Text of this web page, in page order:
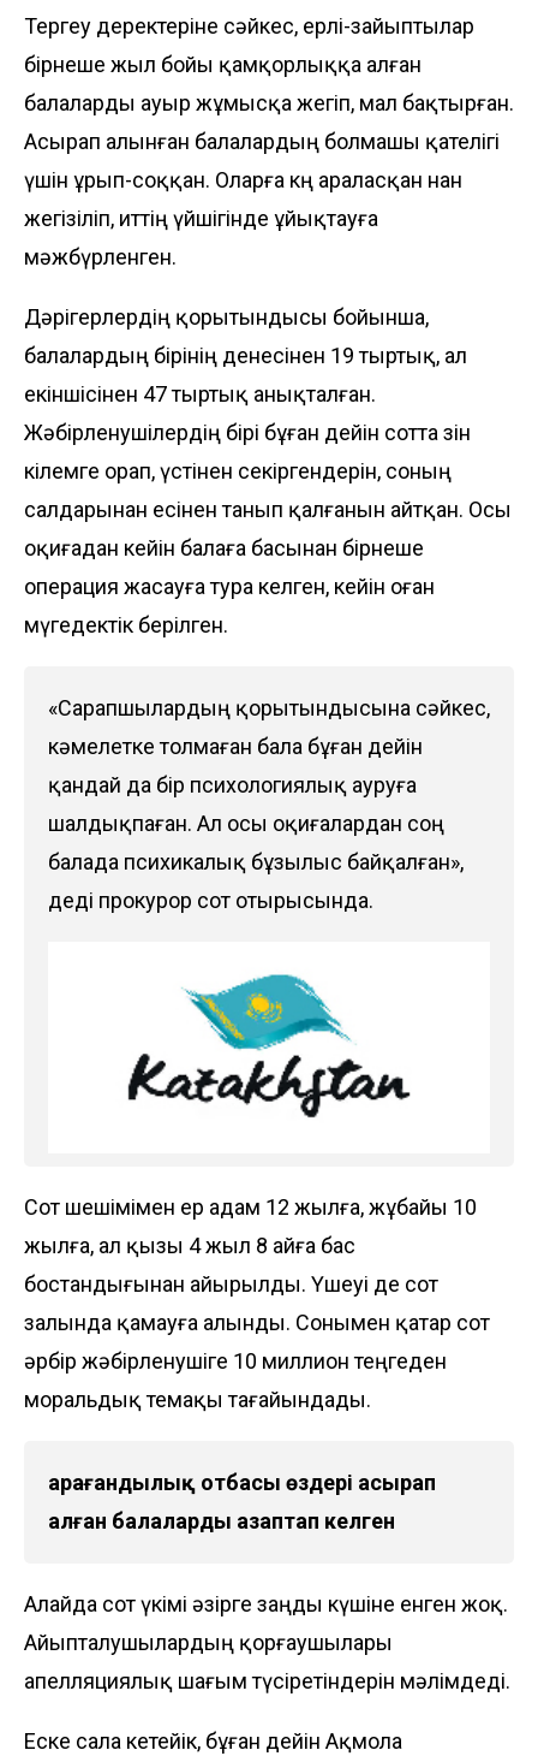
Тергеу деректеріне сәйкес, ерлі-зайыптылар
бірнеше жыл бойы қамқорлыққа алған
балаларды ауыр жұмысқа жегіп, мал бақтырған.
Асырап алынған балалардың болмашы қателігі
үшін ұрып-соққан. Оларға көң араласқан нан
жегізіліп, иттің үйшігінде ұйықтауға
мәжбүрленген.
Дәрігерлердің қорытындысы бойынша,
балалардың бірінің денесінен 19 тыртық, ал
екіншісінен 47 тыртық анықталған.
Жәбірленушілердің бірі бұған дейін сотта өзін
кілемге орап, үстінен секіргендерін, соның
салдарынан есінен танып қалғанын айтқан. Осы
оқиғадан кейін балаға басынан бірнеше
операция жасауға тура келген, кейін оған
мүгедектік берілген.
«Сарапшылардың қорытындысына сәйкес,
кәмелетке толмаған бала бұған дейін
қандай да бір психологиялық ауруға
шалдықпаған. Ал осы оқиғалардан соң
балада психикалық бұзылыс байқалған»,
деді прокурор сот отырысында.
Сот шешімімен ер адам 12 жылға, жұбайы 10
жылға, ал қызы 4 жыл 8 айға бас
бостандығынан айырылды. Үшеуі де сот
залында қамауға алынды. Сонымен қатар сот
әрбір жәбірленушіге 10 миллион теңгеден
моральдық өтемақы тағайындады.
Қарағандылық отбасы өздері асырап
алған балаларды азаптап келген
Алайда сот үкімі әзірге заңды күшіне енген жоқ.
Айыпталушылардың қорғаушылары
апелляциялық шағым түсіретіндерін мәлімдеді.
Еске сала кетейік, бұған дейін Ақмола